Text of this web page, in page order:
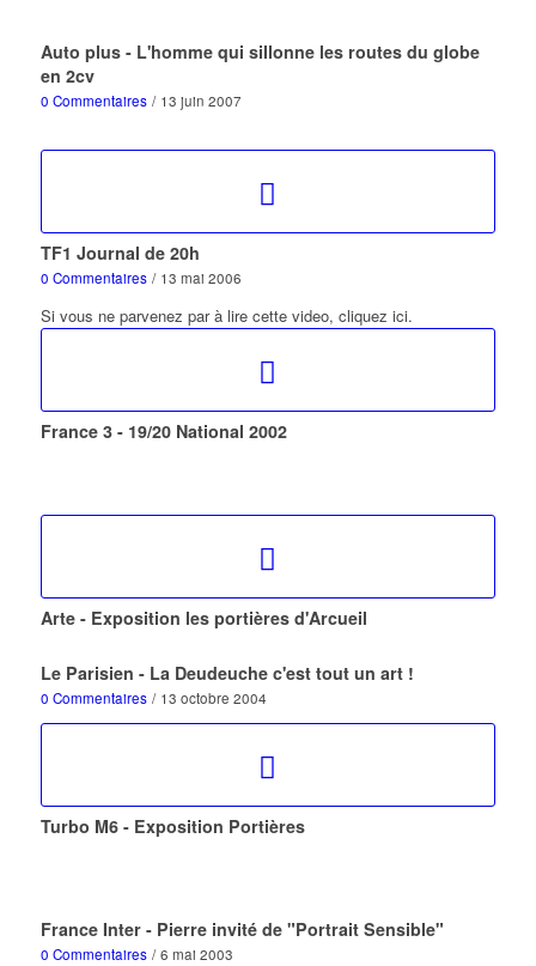
Auto plus - L'homme qui sillonne les routes du globe
en 2cv
0 Commentaires / 13 juin 2007
TF1 Journal de 20h
0 Commentaires / 13 mai 2006
Si vous ne parvenez par à lire cette video, cliquez ici.
France 3 - 19/20 National 2002
Arte - Exposition les portières d'Arcueil
Le Parisien - La Deudeuche c'est tout un art !
0 Commentaires / 13 octobre 2004
Turbo M6 - Exposition Portières
France Inter - Pierre invité de "Portrait Sensible"
0 Commentaires / 6 mai 2003